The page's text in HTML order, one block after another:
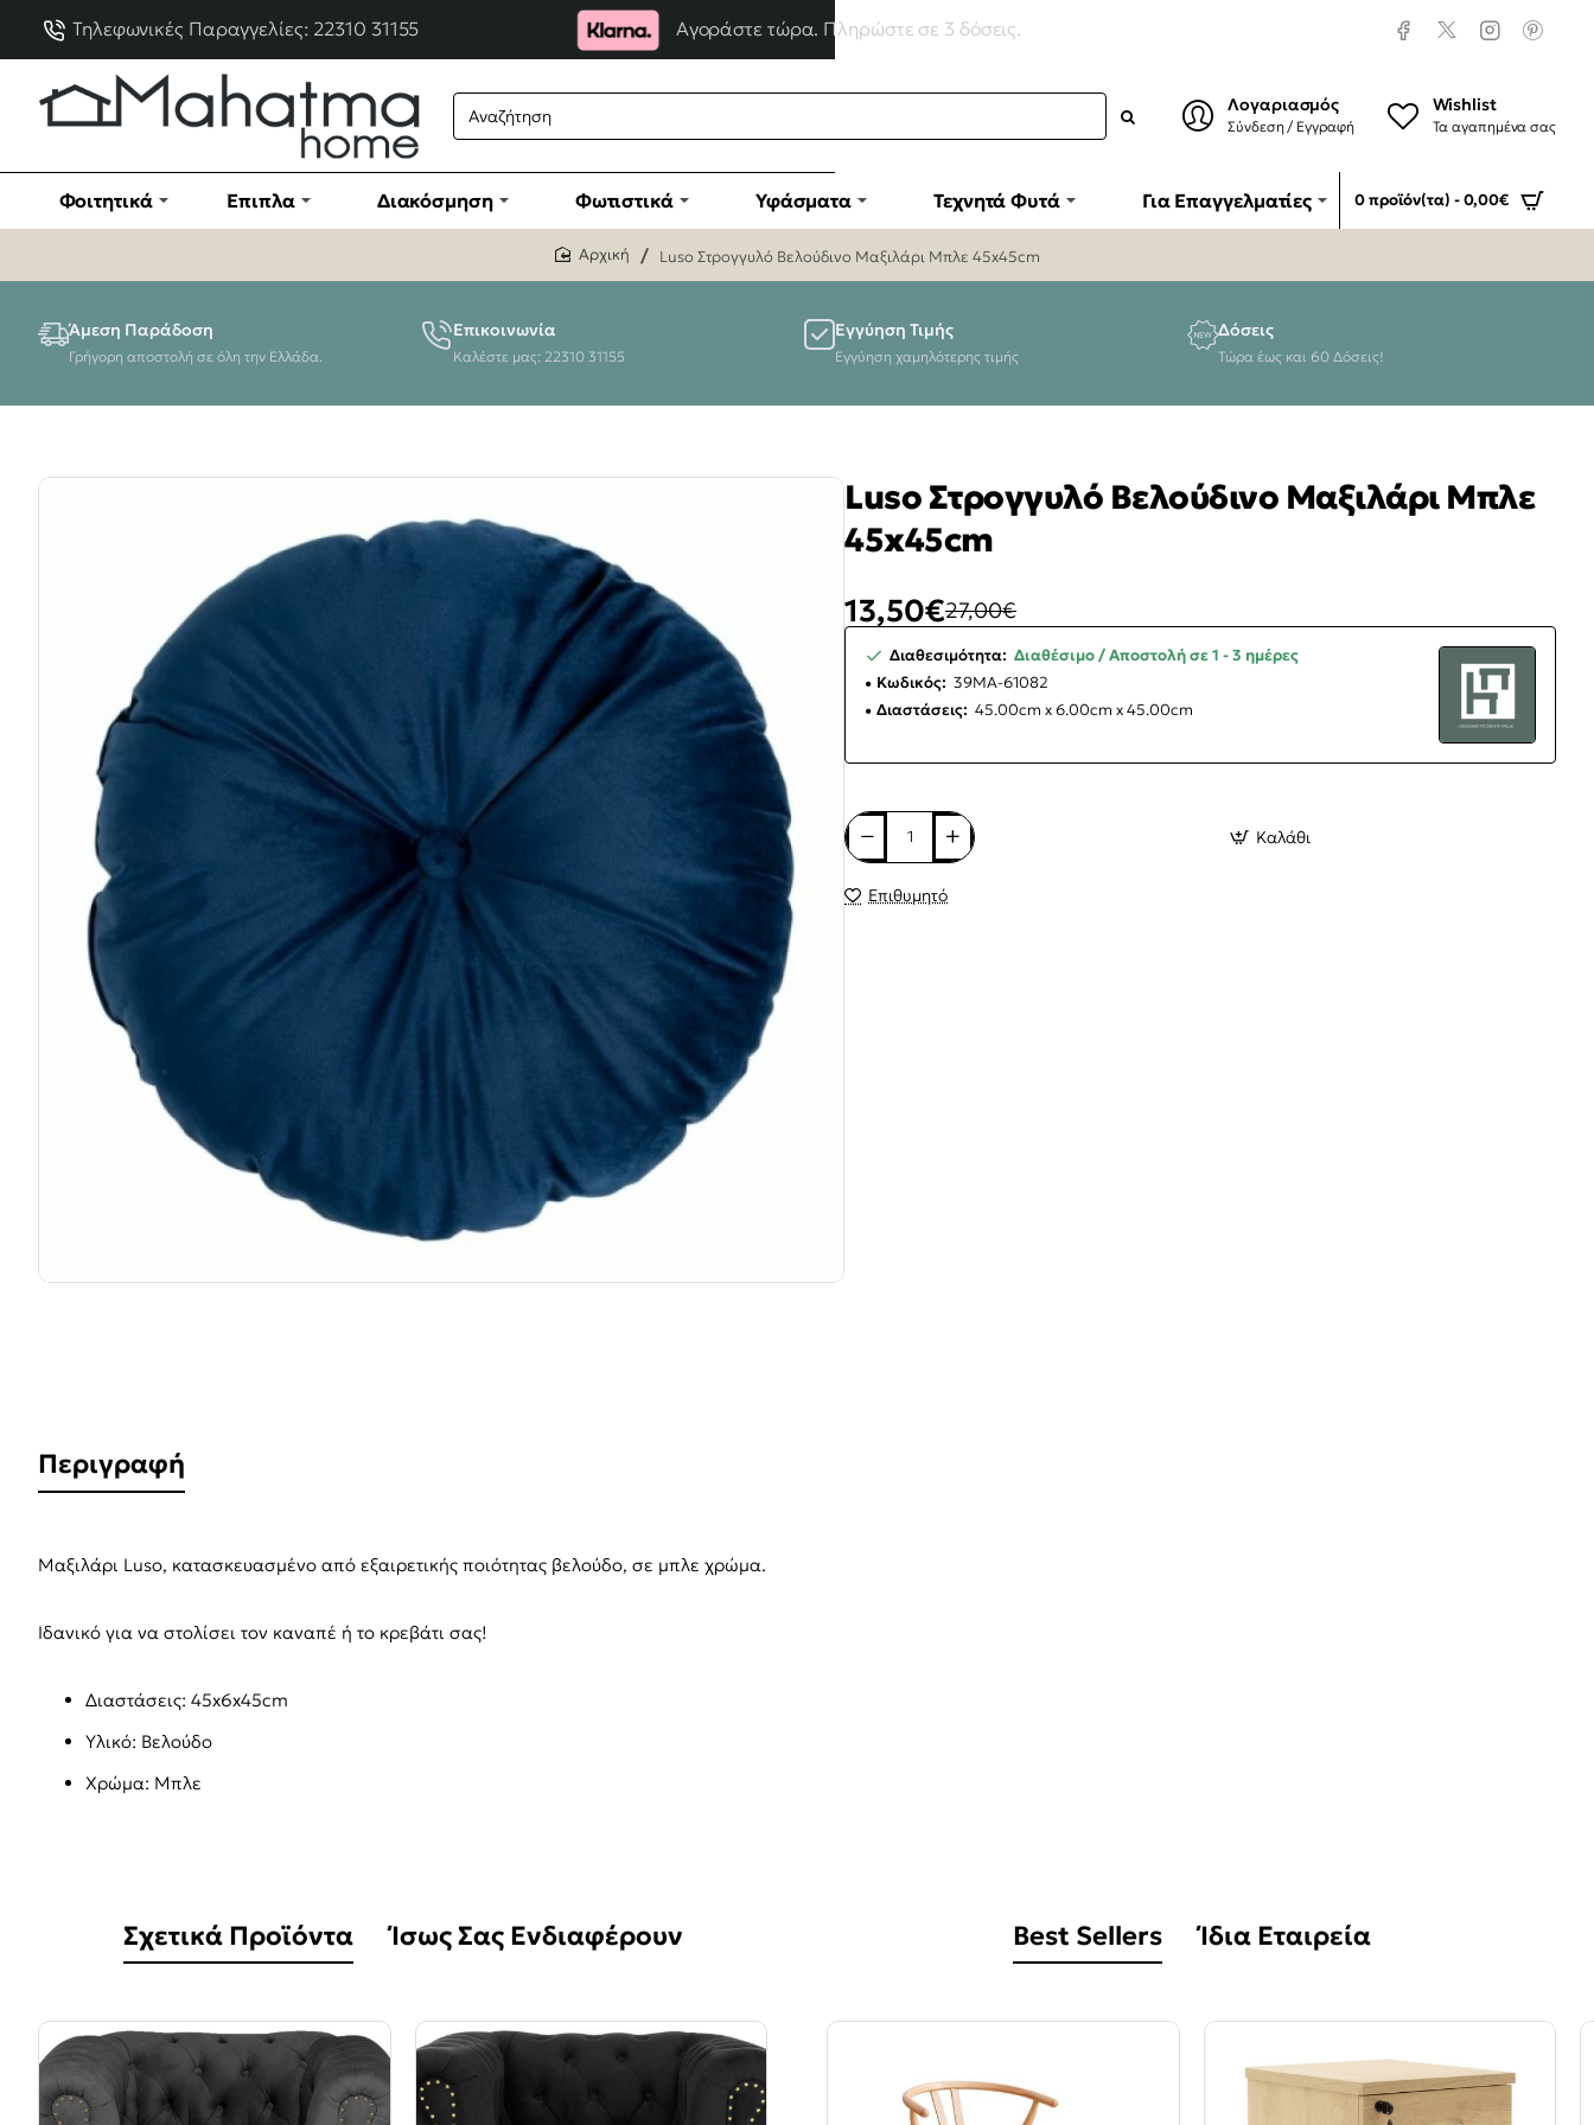
Τηλεφωνικές Παραγγελίες: 22310 31155 Αγοράστε τώρα. Πληρώστε σε 3 δόσεις.
Λογαριασμός
Σύνδεση / Εγγραφή
Wishlist
Τα αγαπημένα σας
Φοιτητικά Έπιπλα Διακόσμηση Φωτιστικά Υφάσματα Τεχνητά Φυτά Για Επαγγελματίες 0 προϊόν(τα) - 0,00€
Luso Στρογγυλό Βελούδινο Μαξιλάρι Μπλε 45x45cm
Άμεση Παράδοση
Γρήγορη αποστολή σε όλη την Ελλάδα.
Επικοινωνία
Καλέστε μας: 22310 31155
Εγγύηση Τιμής
Εγγύηση χαμηλότερης τιμής
Δόσεις
Τώρα έως και 60 Δόσεις!
Luso Στρογγυλό Βελούδινο Μαξιλάρι Μπλε
45x45cm
13,50€27,00€
Διαθεσιμότητα: Διαθέσιμο / Αποστολή σε 1 - 3 ημέρες
Κωδικός: 39MA-61082
Διαστάσεις: 45.00cm x 6.00cm x 45.00cm
Καλάθι
Επιθυμητό
Περιγραφή
Μαξιλάρι Luso, κατασκευασμένο από εξαιρετικής ποιότητας βελούδο, σε μπλε χρώμα.
Ιδανικό για να στολίσει τον καναπέ ή το κρεβάτι σας!
Διαστάσεις: 45x6x45cm
Υλικό: Βελούδο
Χρώμα: Μπλε
Σχετικά Προϊόντα Ίσως Σας Ενδιαφέρουν Best Sellers Ίδια Εταιρεία